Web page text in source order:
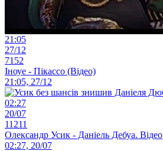
21:05
27/12
7152
Іноуе - Пікассо (Відео)
21:05, 27/12
02:27
20/07
11211
Олександр Усик - Даніель Дебуа. Відео
02:27, 20/07